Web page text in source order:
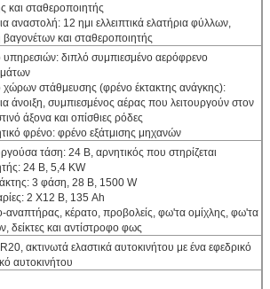
και σταθεροποιητής
αναστολή: 12 ημι ελλειπτικά ελατήρια φύλλων,
βαγονέτων και σταθεροποιητής
διπλό συμπιεσμένο αερόφρενο
στάθμευσης (φρένο έκτακτης ανάγκης):
άνοιξη, συμπιεσμένος αέρας που λειτουργούν στον
άξονα και οπίσθιες ρόδες
φρένο: φρένο εξάτμισης μηχανών
τάση: 24 Β, αρνητικός που στηρίζεται
24 Β, 5,4 KW
3 φάση, 28 Β, 1500 W
2 X12 Β, 135 Ah
αναπτήρας, κέρατο, προβολείς, φω'τα ομίχλης, φω'τα
δείκτες και αντίστροφο φως
ακτινωτά ελαστικά αυτοκινήτου με ένα εφεδρικό
αυτοκινήτου